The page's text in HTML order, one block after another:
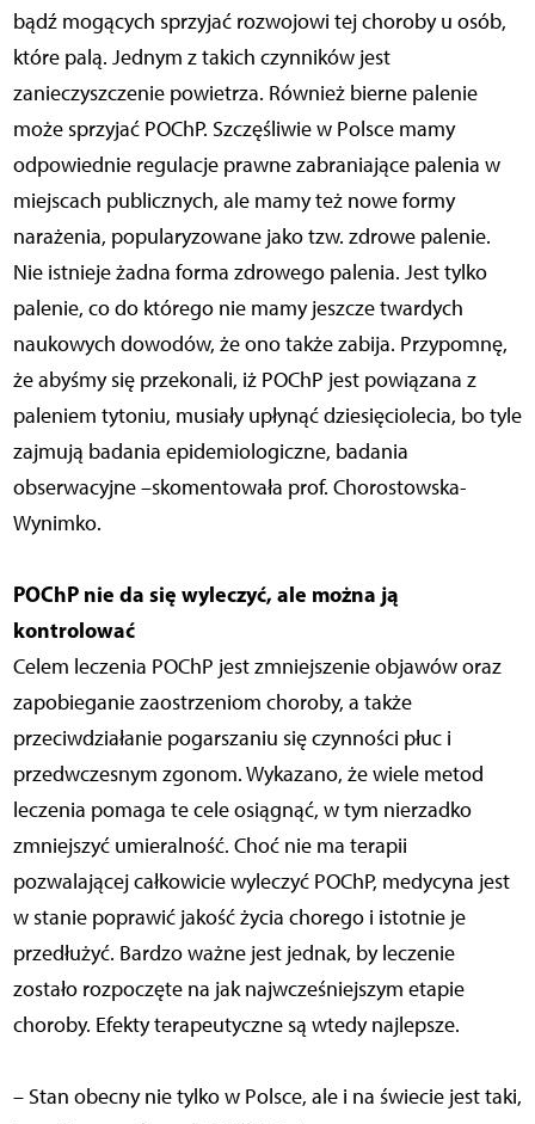
bądź mogących sprzyjać rozwojowi tej choroby u osób,
które palą. Jednym z takich czynników jest
zanieczyszczenie powietrza. Również bierne palenie
może sprzyjać POChP. Szczęśliwie w Polsce mamy
odpowiednie regulacje prawne zabraniające palenia w
miejscach publicznych, ale mamy też nowe formy
narażenia, popularyzowane jako tzw. zdrowe palenie.
Nie istnieje żadna forma zdrowego palenia. Jest tylko
palenie, co do którego nie mamy jeszcze twardych
naukowych dowodów, że ono także zabija. Przypomnę,
że abyśmy się przekonali, iż POChP jest powiązana z
paleniem tytoniu, musiały upłynąć dziesięciolecia, bo tyle
zajmują badania epidemiologiczne, badania
obserwacyjne –skomentowała prof. Chorostowska-
Wynimko.
POChP nie da się wyleczyć, ale można ją
kontrolować
Celem leczenia POChP jest zmniejszenie objawów oraz
zapobieganie zaostrzeniom choroby, a także
przeciwdziałanie pogarszaniu się czynności płuc i
przedwczesnym zgonom. Wykazano, że wiele metod
leczenia pomaga te cele osiągnąć, w tym nierzadko
zmniejszyć umieralność. Choć nie ma terapii
pozwalającej całkowicie wyleczyć POChP, medycyna jest
w stanie poprawić jakość życia chorego i istotnie je
przedłużyć. Bardzo ważne jest jednak, by leczenie
zostało rozpoczęte na jak najwcześniejszym etapie
choroby. Efekty terapeutyczne są wtedy najlepsze.
– Stan obecny nie tylko w Polsce, ale i na świecie jest taki,